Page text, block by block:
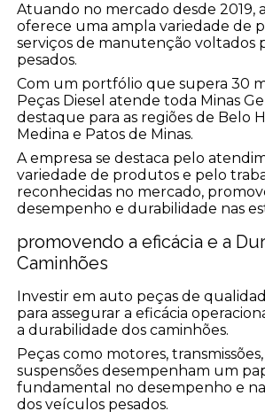
Atuando no mercado desde 2019,
oferece uma ampla variedade de
serviços de manutenção voltados
pesados.
Com um portfólio que supera 30
Peças Diesel atende toda Minas
destaque para as regiões de Belo
Medina e Patos de Minas.
A empresa se destaca pelo
variedade de produtos e pelo
reconhecidas no mercado,
desempenho e durabilidade nas
promovendo a eficácia e a
Caminhões
Investir em auto peças de
para assegurar a eficácia
a durabilidade dos caminhões.
Peças como motores,
suspensões desempenham um
fundamental no desempenho e
dos veículos pesados.